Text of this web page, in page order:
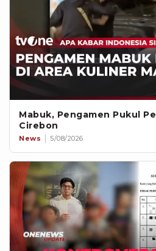
Mabuk, Pengamen Pukul
Cirebon
News 5/08/2026